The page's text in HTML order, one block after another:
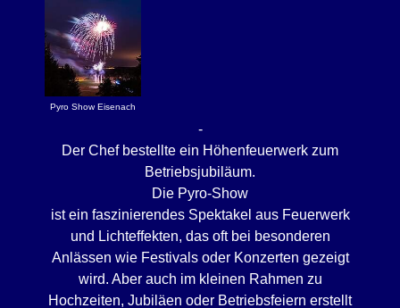
Pyro Show Eisenach
-
Der Chef bestellte ein Höhenfeuerwerk zum
Betriebsjubiläum.
Die Pyro-Show
ist ein faszinierendes Spektakel aus Feuerwerk
und Lichteffekten, das oft bei besonderen
Anlässen wie Festivals oder Konzerten gezeigt
wird. Aber auch im kleinen Rahmen zu
Hochzeiten, Jubiläen oder Betriebsfeiern erstellt